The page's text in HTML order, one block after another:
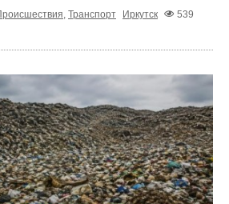
Транспорт Иркутск
539